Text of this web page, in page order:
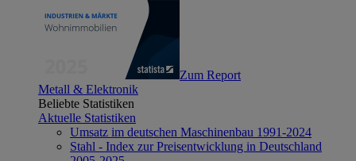
Zum Report
Metall & Elektronik
Beliebte Statistiken
Aktuelle Statistiken
Umsatz im deutschen Maschinenbau 1991-2024
Stahl - Index zur Preisentwicklung in Deutschland